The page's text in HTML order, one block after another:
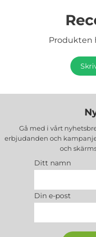
Produkten
Gå med i vårt
erbjudanden och
och
Ditt namn
Din e-post